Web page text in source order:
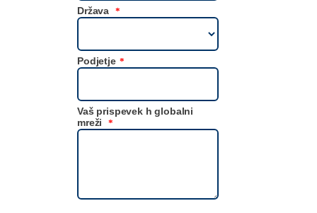
Država *
Podjetje *
Vaš prispevek h globalni
mreži
*